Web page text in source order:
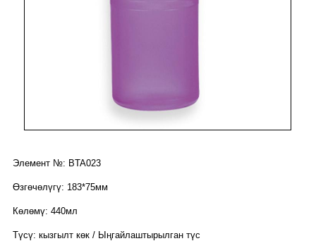
Элемент №: BTA023
Өзгөчөлүгү: 183*75мм
Көлөмү: 440мл
Түсү: кызгылт көк / Ыңгайлаштырылган түс